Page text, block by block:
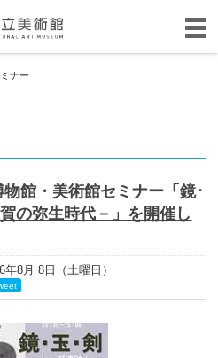
ナー
物館・美術館セミナー「鏡･
の弥生時代－」を開催し
年8月 8日（土曜日）